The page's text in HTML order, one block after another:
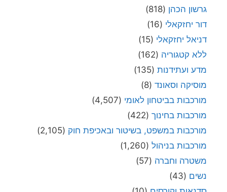
גרשון הכהן (818)
דור יחזקאלי (16)
דניאל יחזקאלי (15)
ללא קטגוריה (162)
מדע ועתידנות (135)
מוסיקה וסאונד (8)
מורכבות בביטחון לאומי (4,507)
מורכבות בחינוך (422)
מורכבות במשפט, בשיטור ובאכיפת חוק (2,105)
מורכבות בניהול (1,260)
משטרה וחברה (57)
נשים (43)